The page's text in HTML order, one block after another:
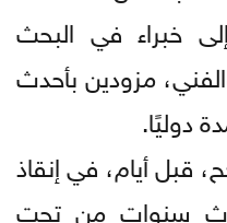
خبراء في البحث
مزودين بأحدث
دوليًا.
قبل أيام، في إنقاذ
سنوات من تحت